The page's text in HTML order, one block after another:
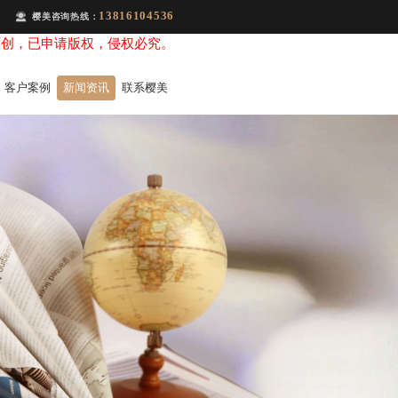
樱美咨询热线： 13816104536
，已申请版权，侵权必究。
客户案例 新闻资讯 联系樱美